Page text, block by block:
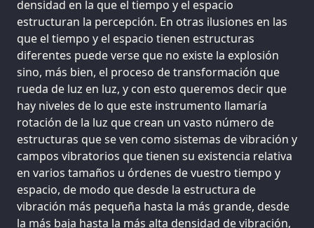
densidad en la que el tiempo y el espacio
estructuran la percepción. En otras ilusiones en las
que el tiempo y el espacio tienen estructuras
diferentes puede verse que no existe la explosión
sino, más bien, el proceso de transformación que
rueda de luz en luz, y con esto queremos decir que
hay niveles de lo que este instrumento llamaría
rotación de la luz que crean un vasto número de
estructuras que se ven como sistemas de vibración y
campos vibratorios que tienen su existencia relativa
en varios tamaños u órdenes de vuestro tiempo y
espacio, de modo que desde la estructura de
vibración más pequeña hasta la más grande, desde
la más baja hasta la más alta densidad de vibración,